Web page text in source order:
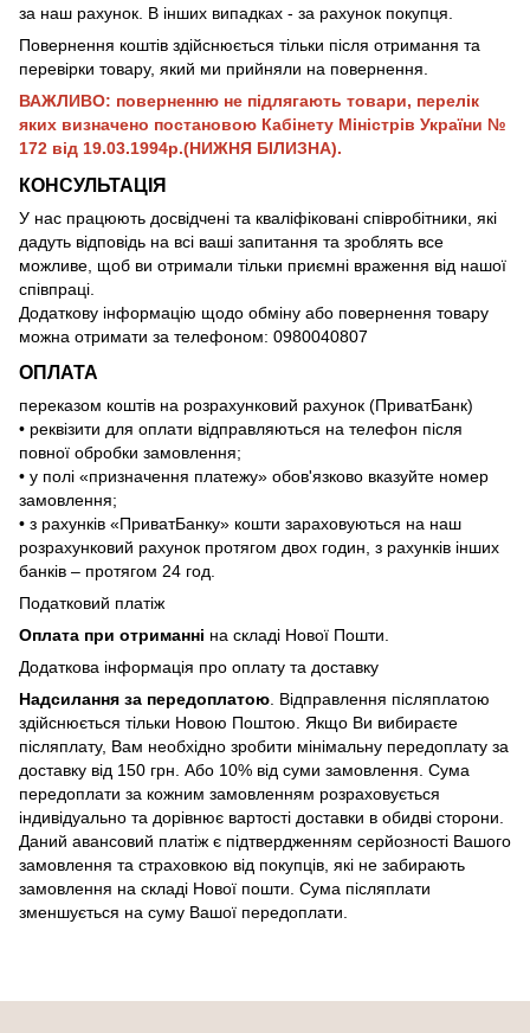
за наш рахунок. В інших випадках - за рахунок покупця.
Повернення коштів здійснюється тільки після отримання та
перевірки товару, який ми прийняли на повернення.
ВАЖЛИВО: поверненню не підлягають товари, перелік
яких визначено постановою Кабінету Міністрів України №
172 від 19.03.1994р.(НИЖНЯ БІЛИЗНА).
КОНСУЛЬТАЦІЯ
У нас працюють досвідчені та кваліфіковані співробітники, які
дадуть відповідь на всі ваші запитання та зроблять все
можливе, щоб ви отримали тільки приємні враження від нашої
співпраці.
Додаткову інформацію щодо обміну або повернення товару
можна отримати за телефоном: 0980040807
ОПЛАТА
переказом коштів на розрахунковий рахунок (ПриватБанк)
• реквізити для оплати відправляються на телефон після
повної обробки замовлення;
• у полі «призначення платежу» обов'язково вказуйте номер
замовлення;
• з рахунків «ПриватБанку» кошти зараховуються на наш
розрахунковий рахунок протягом двох годин, з рахунків інших
банків – протягом 24 год.
Податковий платіж
Оплата при отриманні на складі Нової Пошти.
Додаткова інформація про оплату та доставку
Надсилання за передоплатою. Відправлення післяплатою
здійснюється тільки Новою Поштою. Якщо Ви вибираєте
післяплату, Вам необхідно зробити мінімальну передоплату за
доставку від 150 грн. Або 10% від суми замовлення. Сума
передоплати за кожним замовленням розраховується
індивідуально та дорівнює вартості доставки в обидві сторони.
Даний авансовий платіж є підтвердженням серйозності Вашого
замовлення та страховкою від покупців, які не забирають
замовлення на складі Нової пошти. Сума післяплати
зменшується на суму Вашої передоплати.